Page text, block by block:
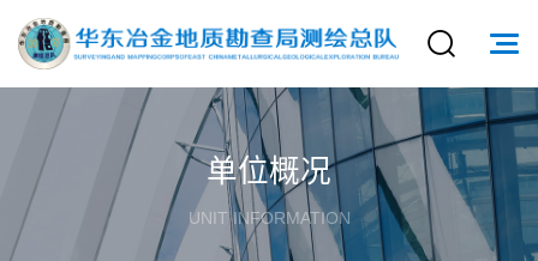
单位概况
UNIT INFORMATION